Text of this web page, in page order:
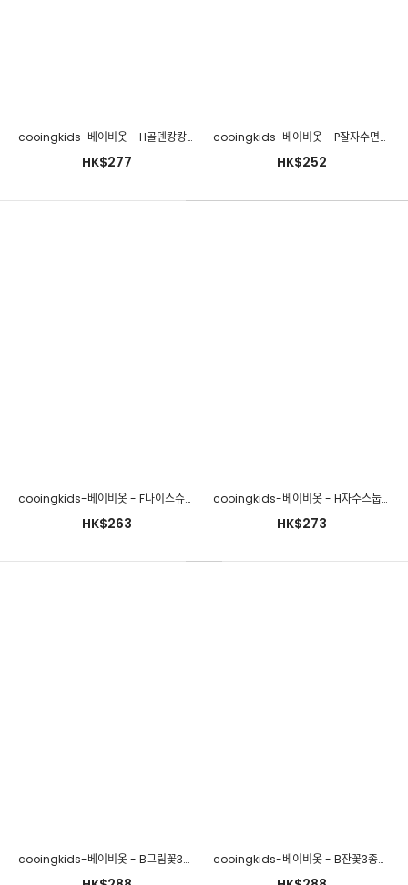
HK$279
cooingkids-베이비옷 - H골덴캉캉치마블루머(티셔츠별도구매!!)♡韓國幼兒裝
HK$277
cooingkids-베이비옷 - P잘자수면조끼 가을신생아옷 신생아수면조끼 아기수면조끼 신생아내복 백일아기옷 100일아기옷 50일아기옷 6개월아기옷]♡韓國幼兒裝
HK$252
cooingkids-베이비옷 - F나이스슈트(모자별도구매!!) 신생아외출복 100일아기 애기옷 6개월아기옷 돌아기옷 신생아의류♡韓國幼兒裝
HK$263
cooingkids-베이비옷 - H자수스눕슈트♡韓國幼兒裝
HK$273
cooingkids-베이비옷 - B그림꽃3종세트♡韓國幼兒裝 cooingkids-베이비옷 - B잔꽃3종세트♡韓國幼兒裝